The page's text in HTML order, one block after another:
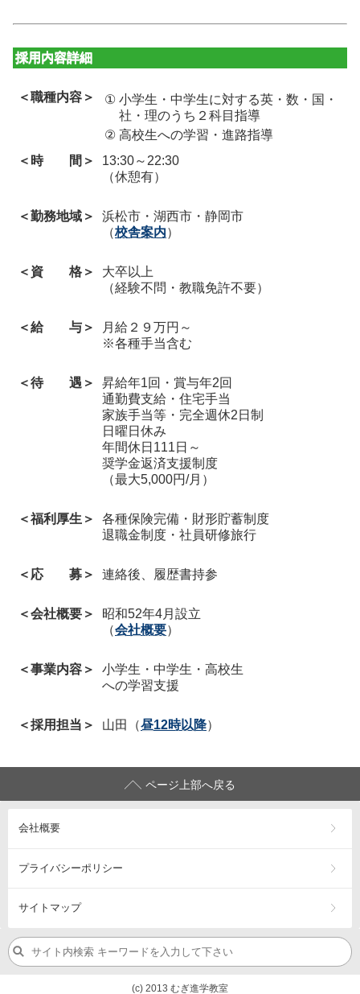
採用内容詳細
＜職種内容＞ ① 小学生・中学生に対する英・数・国・
社・理のうち２科目指導
② 高校生への学習・進路指導
＜時 間＞
13:30～22:30
（休憩有）
＜勤務地域＞
浜松市・湖西市・静岡市
（校舎案内）
＜資 格＞
大卒以上
（経験不問・教職免許不要）
＜給 与＞
月給２９万円～
※各種手当含む
＜待 遇＞
昇給年1回・賞与年2回
通勤費支給・住宅手当
家族手当等・完全週休2日制
日曜日休み
年間休日111日～
奨学金返済支援制度
（最大5,000円/月）
＜福利厚生＞
各種保険完備・財形貯蓄制度
退職金制度・社員研修旅行
＜応 募＞ 連絡後、履歴書持参
＜会社概要＞
昭和52年4月設立
（会社概要）
＜事業内容＞
小学生・中学生・高校生
への学習支援
＜採用担当＞ 山田（昼12時以降）
ページ上部へ戻る
会社概要
プライバシーポリシー
サイトマップ
(c) 2013 むぎ進学教室